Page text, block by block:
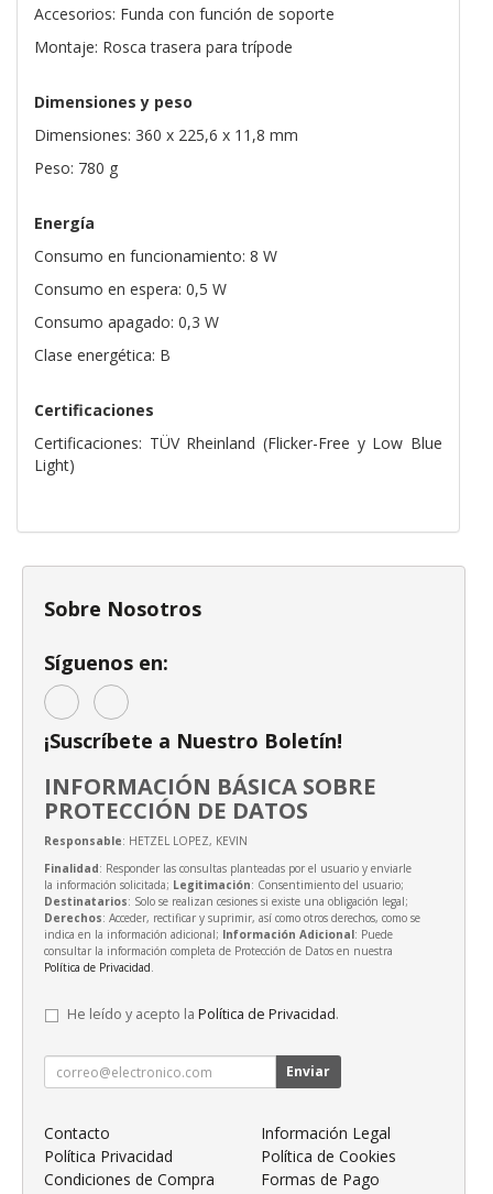
Accesorios: Funda con función de soporte
Montaje: Rosca trasera para trípode
Dimensiones y peso
Dimensiones: 360 x 225,6 x 11,8 mm
Peso: 780 g
Energía
Consumo en funcionamiento: 8 W
Consumo en espera: 0,5 W
Consumo apagado: 0,3 W
Clase energética: B
Certificaciones
Certificaciones: TÜV Rheinland (Flicker-Free y Low Blue
Light)
Sobre Nosotros
Síguenos en:
¡Suscríbete a Nuestro Boletín!
INFORMACIÓN BÁSICA SOBRE
PROTECCIÓN DE DATOS
Responsable: HETZEL LOPEZ, KEVIN
Finalidad: Responder las consultas planteadas por el usuario y enviarle
la información solicitada; Legitimación: Consentimiento del usuario;
Destinatarios: Solo se realizan cesiones si existe una obligación legal;
Derechos: Acceder, rectificar y suprimir, así como otros derechos, como se
indica en la información adicional; Información Adicional: Puede
consultar la información completa de Protección de Datos en nuestra
Política de Privacidad.
He leído y acepto la Política de Privacidad.
Enviar
Contacto
Información Legal
Política Privacidad
Política de Cookies
Condiciones de Compra
Formas de Pago